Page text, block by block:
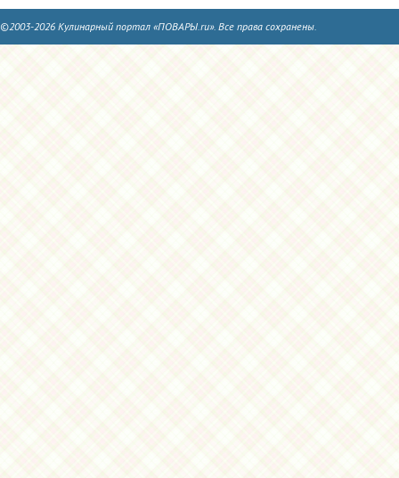
©2003-2026 Кулинарный портал «ПОВАРЫ.ru». Все права сохранены.